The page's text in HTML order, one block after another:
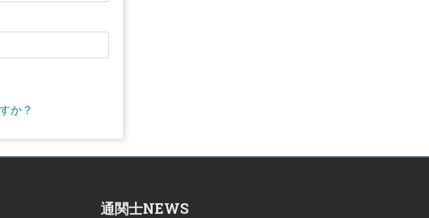
か？
通関士NEWS